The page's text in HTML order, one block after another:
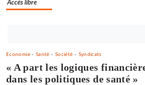
Accès libre
vous
maintenant
Economie- Santé - Société - Syndicats
« A part les logiques
dans les politiques de santé »